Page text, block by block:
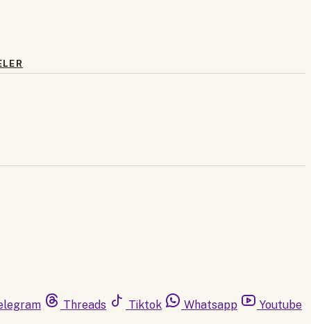
Threads Tiktok Whatsapp Youtube